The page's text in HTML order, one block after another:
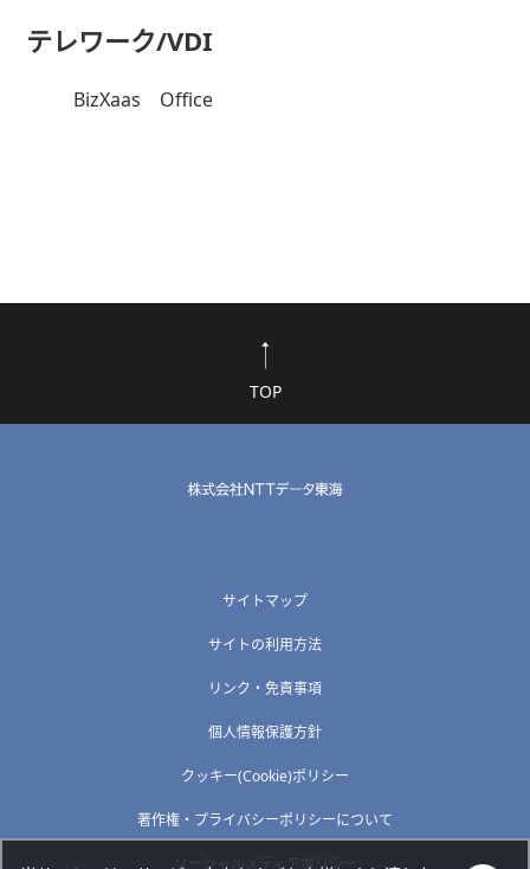
テレワーク/VDI
BizXaas Office
TOP
サイトマップ
サイトの利用方法
リンク・免責事項
個人情報保護方針
クッキー(Cookie)ポリシー
著作権・プライバシーポリシーについて
ソーシャルメディアポリシー